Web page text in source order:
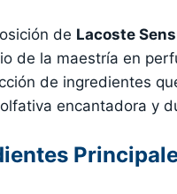
de Lacoste
de la maestría en
de ingredientes
encantadora y